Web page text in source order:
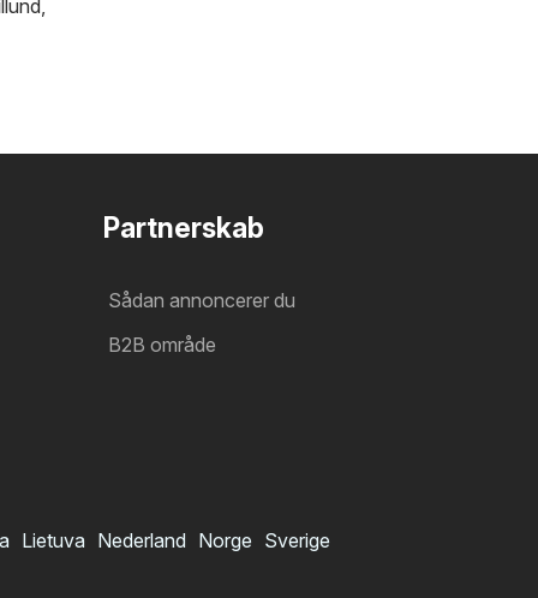
Partnerskab
Sådan annoncerer du
B2B område
Lietuva Nederland Norge Sverige